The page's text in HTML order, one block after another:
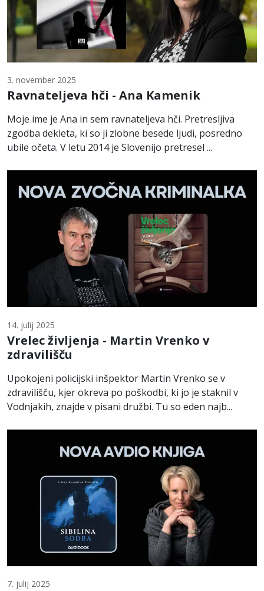
3. november 2025
Ravnateljeva hči - Ana Kamenik
Moje ime je Ana in sem ravnateljeva hči. Pretresljiva
zgodba dekleta, ki so ji zlobne besede ljudi, posredno
ubile očeta. V letu 2014 je Slovenijo pretresel ...
14. julij 2025
Vrelec življenja - Martin Vrenko v
zdravilišču
Upokojeni policijski inšpektor Martin Vrenko se v
zdravilišču, kjer okreva po poškodbi, ki jo je staknil v
Vodnjakih, znajde v pisani družbi. Tu so eden najb...
7. julij 2025